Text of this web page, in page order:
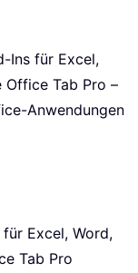
Ins für Excel,
Tab Pro –
Anwendungen
Excel, Word,
Tab Pro